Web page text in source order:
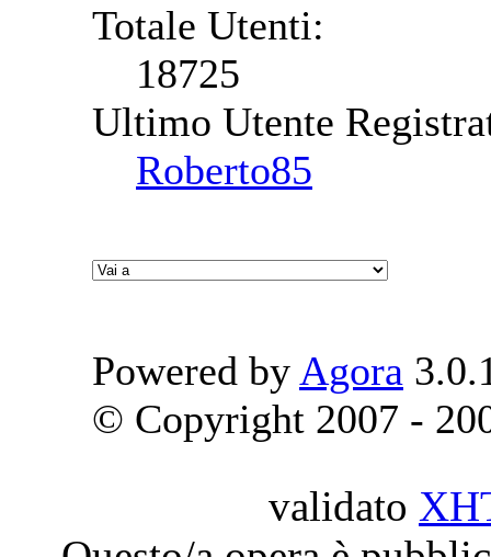
Totale Utenti:
18725
Ultimo Utente
Roberto85
Powered by Agora
© Copyright 2007 -
validato